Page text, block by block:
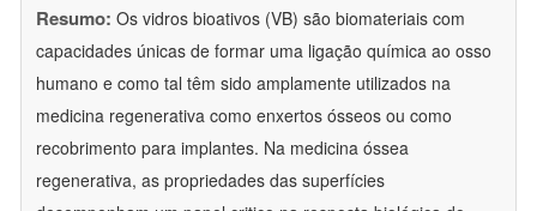
Resumo: Os vidros bioativos (VB) são biomateriais com
capacidades únicas de formar uma ligação química ao osso
humano e como tal têm sido amplamente utilizados na
medicina regenerativa como enxertos ósseos ou como
recobrimento para implantes. Na medicina óssea
regenerativa, as propriedades das superfícies